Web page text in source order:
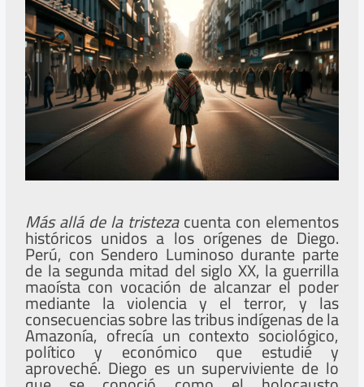
Más allá de la tristezacuenta con elementos
históricos unidos a los orígenes de Diego.
Perú, con Sendero Luminoso durante parte
de la segunda mitad del siglo XX, la guerrilla
maoísta con vocación de alcanzar el poder
mediante la violencia y el terror, y las
consecuencias sobre las tribus indígenas de la
Amazonía, ofrecía un contexto sociológico,
político y económico que estudié y
aproveché. Diego es un superviviente de lo